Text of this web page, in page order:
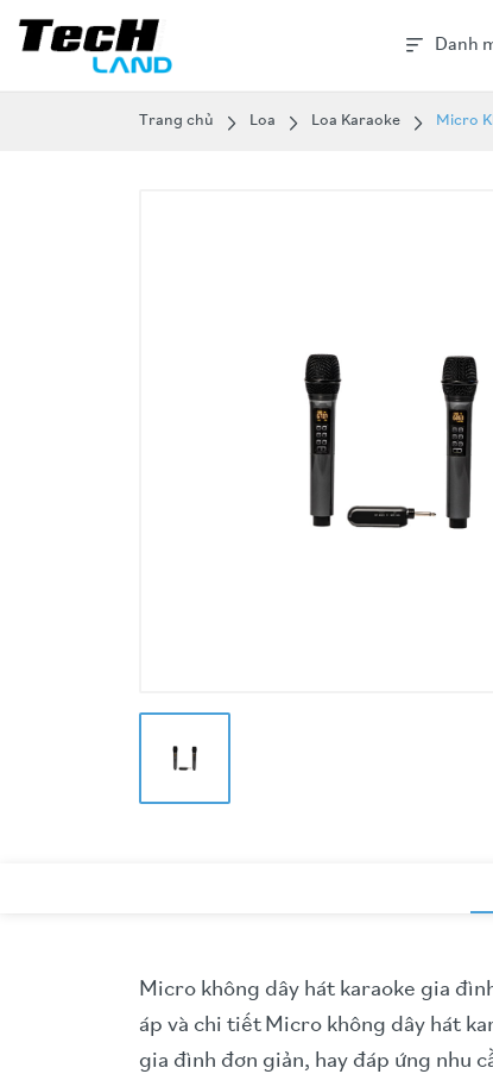
Danh
Trang chủ Loa Loa Karaoke Micro
Micro không dây hát karaoke gia
áp và chi tiết Micro không dây hát
gia đình đơn giản, hay đáp ứng nhu